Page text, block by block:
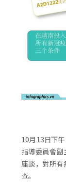
10月13日下
指導委員會
座談，對所
查。